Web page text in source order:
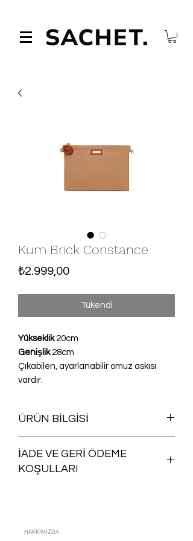
Kum Brick Constance
₺2.999,00Fiyat
Tükendi
Yükseklik20cm
Genişlik28cm
Çıkabilen, ayarlanabilir omuz askısı
vardır.
ÜRÜN BİLGİSİ
İADE VE GERİ ÖDEME
KOŞULLARI
eden15 gün içinde ücretsiz iade
HAKKIMIZDA